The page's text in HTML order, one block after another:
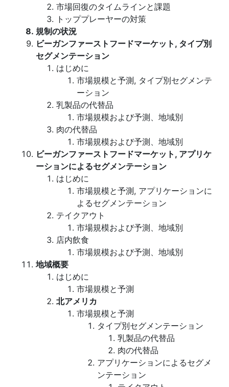
市場回復のタイムラインと課題
トッププレーヤーの対策
規制の状況
ビーガンファーストフードマーケット, タイプ別
セグメンテーション
はじめに
市場規模と予測, タイプ別セグメンテ
ーション
乳製品の代替品
市場規模および予測、地域別
肉の代替品
市場規模および予測、地域別
ビーガンファーストフードマーケット, アプリケ
ーションによるセグメンテーション
はじめに
市場規模と予測, アプリケーションに
よるセグメンテーション
テイクアウト
市場規模および予測、地域別
店内飲食
市場規模および予測、地域別
地域概要
はじめに
市場規模と予測
北アメリカ
市場規模と予測
タイプ別セグメンテーション
乳製品の代替品
肉の代替品
アプリケーションによるセグメ
ンテーション